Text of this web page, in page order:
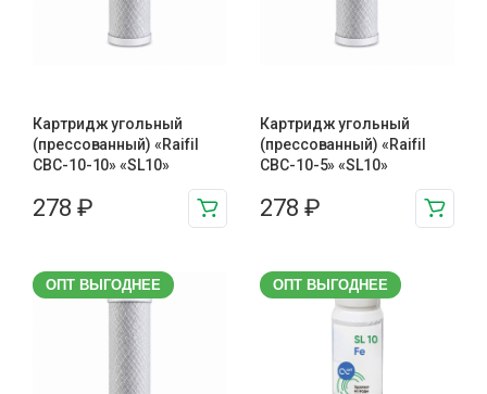
Картридж угольный
(прессованный) «Raifil
CBC-10-10» «SL10»
278 ₽
Картридж угольный
(прессованный) «Raifil
CBC-10-5» «SL10»
278 ₽
ОПТ ВЫГОДНЕЕ ОПТ ВЫГОДНЕЕ